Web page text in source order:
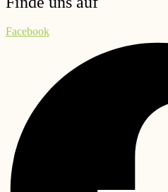
Facebook